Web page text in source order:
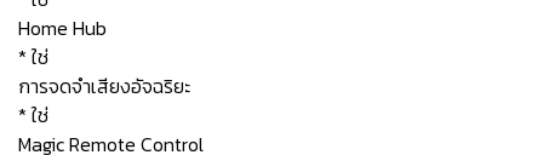
Home Hub
* ใช่
การจดจำเสียงอัจฉริยะ
* ใช่
Magic Remote Control